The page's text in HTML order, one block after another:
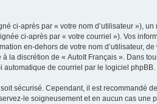
ci-après par « votre nom d’utilisateur »),
ci-après par « votre courriel »). Vos
en-dehors de votre nom d’utilisateur,
la discrétion de « AutoIt Français ». Dans
automatique de courriel par le logiciel phpBB.
sécurisé. Cependant, il est recommandé
le soigneusement et en aucun cas